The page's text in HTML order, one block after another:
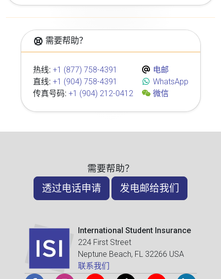
需要帮助？
热线: +1 (877) 758-4391
直线: +1 (904) 758-4391
传真号码: +1 (904) 212-0412
电邮
WhatsApp
微信
需要帮助？
透过电话申请 发电邮给我们
International Student Insurance
224 First Street
Neptune Beach, FL 32266 USA
联系我们